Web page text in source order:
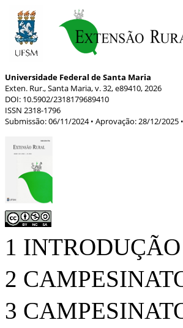
Universidade Federal de Santa Maria
Exten. Rur., Santa Maria, v. 32, e89410, 2026
DOI: 10.5902/2318179689410
ISSN 2318-1796
Submissão: 06/11/2024• Aprovação: 28/12/2025 •
1 INTRODUÇÃO
2
3